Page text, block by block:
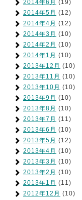
2014年6月 (19)
2014年5月 (12)
2014年4月 (12)
2014年3月 (10)
2014年2月 (10)
2014年1月 (10)
2013年12月 (10)
2013年11月 (10)
2013年10月 (10)
2013年9月 (10)
2013年8月 (10)
2013年7月 (11)
2013年6月 (10)
2013年5月 (12)
2013年4月 (10)
2013年3月 (10)
2013年2月 (10)
2013年1月 (11)
2012年12月 (10)